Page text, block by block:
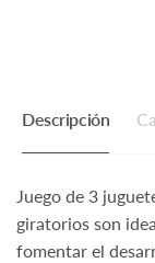
Descripción
Juego de 3
giratorios son
fomentar el